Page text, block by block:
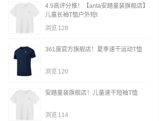
4.9高评分推！【anta安踏童装旗舰店】
儿童长袖T恤户外短t
浏览 128
361度官方旗舰店！夏季速干运动T恤
浏览 120
安踏童装旗舰店！儿童速干短袖T恤
浏览 114